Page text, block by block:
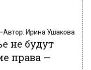
Автор:Ирина Ушакова
не будут
права —